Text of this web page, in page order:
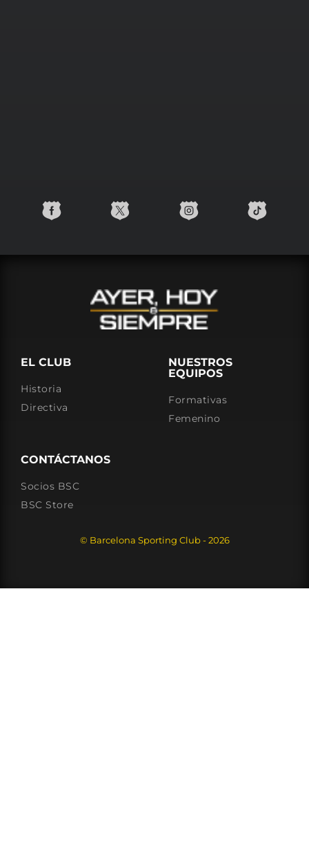
EL CLUB
Historia
Directiva
NUESTROS
EQUIPOS
Formativas
Femenino
CONTÁCTANOS
Socios BSC
BSC Store
© Barcelona Sporting Club - 2026